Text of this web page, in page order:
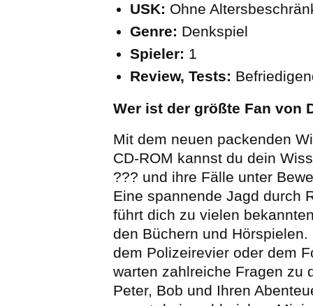
USK: Ohne
Genre: Denkspiel
Spieler: 1
Review, Tests:
Wer ist der größte Fan von
Mit dem neuen packenden
CD-ROM kannst du dein
??? und ihre Fälle unter
Eine spannende Jagd durch
führt dich zu vielen
den Büchern und
dem Polizeirevier oder dem
warten zahlreiche Fragen zu
Peter, Bob und Ihren